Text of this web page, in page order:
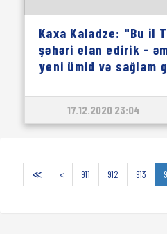
Kaxa Kaladze: "Bu il
şəhəri elan edirik -
yeni ümid və sağlam
17.12.2020 23:04
≪ < 911 912 913